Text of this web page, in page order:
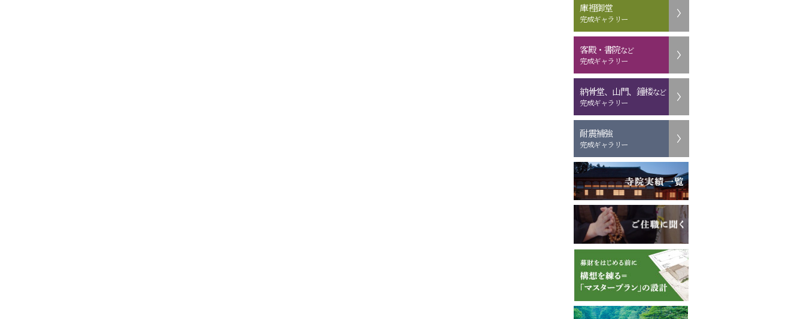
庫裡御堂
完成ギャラリー
客殿・書院など
完成ギャラリー
納骨堂、山門、鐘楼など
完成ギャラリー
耐震補強
完成ギャラリー